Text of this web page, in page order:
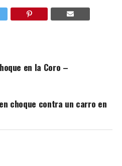
en la Coro –
choque contra un carro en